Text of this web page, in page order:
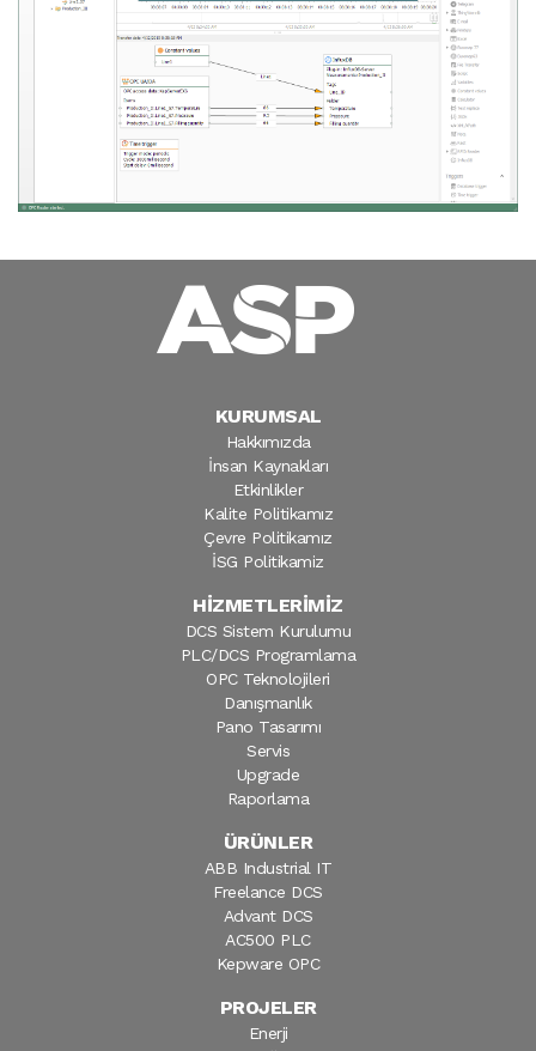
KURUMSAL
Hakkımızda
İnsan Kaynakları
Etkinlikler
Kalite Politikamız
Çevre Politikamız
İSG Politikamiz
HİZMETLERİMİZ
DCS Sistem Kurulumu
PLC/DCS Programlama
OPC Teknolojileri
Danışmanlık
Pano Tasarımı
Servis
Upgrade
Raporlama
ÜRÜNLER
ABB Industrial IT
Freelance DCS
Advant DCS
AC500 PLC
Kepware OPC
PROJELER
Enerji